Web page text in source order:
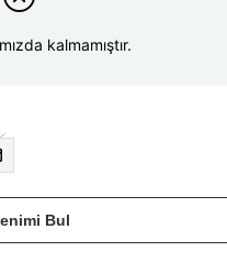
kalmamıştır.
Bul